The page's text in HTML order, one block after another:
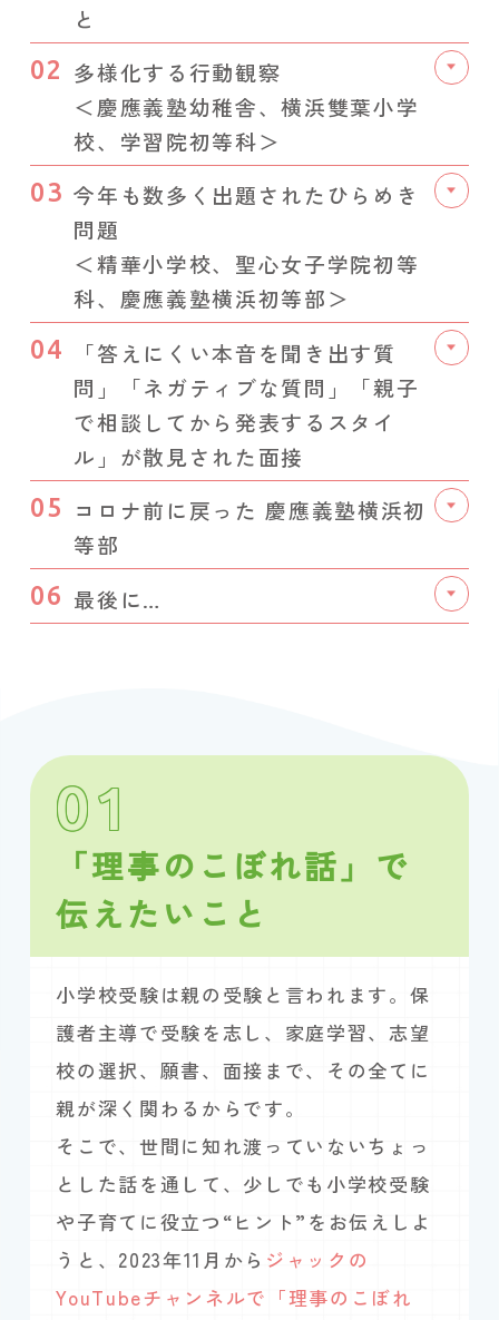
と
02 多様化する行動観察
＜慶應義塾幼稚舎、横浜雙葉小学
校、学習院初等科＞
03 今年も数多く出題されたひらめき
問題
＜精華小学校、聖心女子学院初等
科、慶應義塾横浜初等部＞
04
「答えにくい本音を聞き出す質
問」「ネガティブな質問」「親子
で相談してから発表するスタイ
ル」が散見された面接
05 コロナ前に戻った 慶應義塾横浜初
等部
06 最後に…
01
「理事のこぼれ話」で
伝えたいこと
小学校受験は親の受験と言われます。保
護者主導で受験を志し、家庭学習、志望
校の選択、願書、面接まで、その全てに
親が深く関わるからです。
そこで、世間に知れ渡っていないちょっ
とした話を通して、少しでも小学校受験
や子育てに役立つ“ヒント”をお伝えしよ
うと、2023年11月から ジャックの
YouTubeチャンネルで「理事のこぼれ